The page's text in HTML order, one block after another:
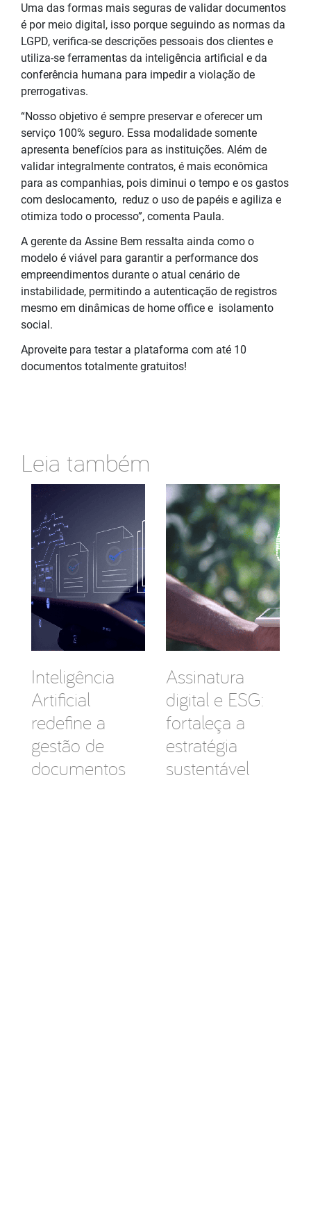
Uma das formas mais seguras de validar documentos
é por meio digital, isso porque seguindo as normas da
LGPD, verifica-se descrições pessoais dos clientes e
utiliza-se ferramentas da inteligência artificial e da
conferência humana para impedir a violação de
prerrogativas.
“Nosso objetivo é sempre preservar e oferecer um
serviço 100% seguro. Essa modalidade somente
apresenta benefícios para as instituições. Além de
validar integralmente contratos, é mais econômica
para as companhias, pois diminui o tempo e os gastos
com deslocamento, reduz o uso de papéis e agiliza e
otimiza todo o processo”, comenta Paula.
A gerente da Assine Bem ressalta ainda como o
modelo é viável para garantir a performance dos
empreendimentos durante o atual cenário de
instabilidade, permitindo a autenticação de registros
mesmo em dinâmicas de home office e isolamento
social.
Aproveite para testar a plataforma com até 10
documentos totalmente gratuitos!
Leia também
Inteligência
Artificial
redefine a
gestão de
documentos
Assinatura
digital e ESG:
fortaleça a
estratégia
sustentável